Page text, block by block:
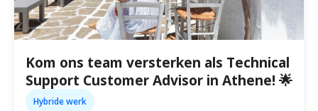
Kom ons team versterken als Technical
Support Customer Advisor in Athene! 🌟
Hybride werk